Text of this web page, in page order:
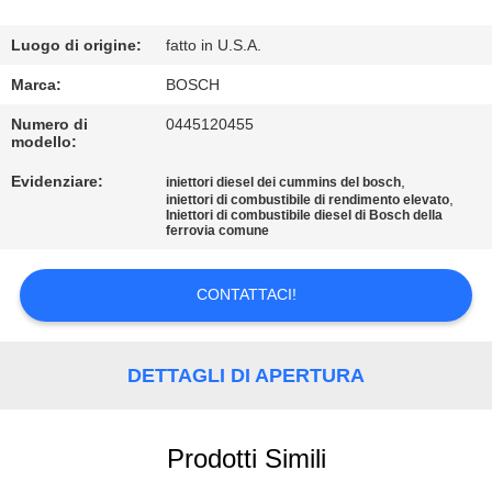
CONTATTICI
UNA
CITAZIONE
MAPPA
Luogo di origine: fatto in U.S.A.
Marca: BOSCH
Numero di
modello:
0445120455
Evidenziare: iniettori diesel dei cummins del bosch,
iniettori di combustibile di rendimento elevato,
Iniettori di combustibile diesel di Bosch della
ferrovia comune
CONTATTACI!
DETTAGLI DI APERTURA
Prodotti Simili